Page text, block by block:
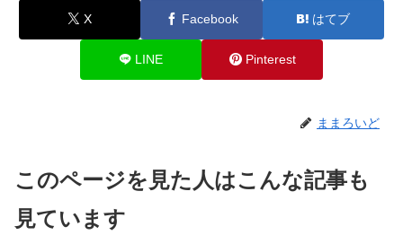
X Facebook はてブ
LINE Pinterest
ままろいど
このページを見た人はこんな記事も
見ています